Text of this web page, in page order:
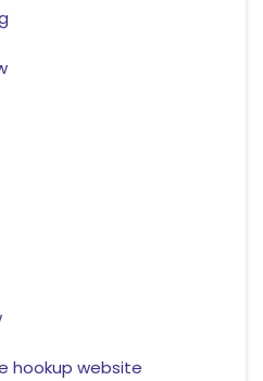
hookup website